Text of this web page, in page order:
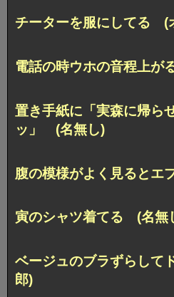
チーターを服にしてる (
電話の時ウホの音程上
置き手紙に「実森に帰ら
ッ」 (名無し)
腹の模様がよく見ると
寅のシャツ着てる (名無
ベージュのブラずらし
郎)